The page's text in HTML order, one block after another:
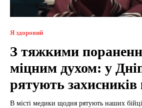
Я здоровий
З тяжкими
міцним духом: у
рятують захисників
В місті медики щодня рятують наших